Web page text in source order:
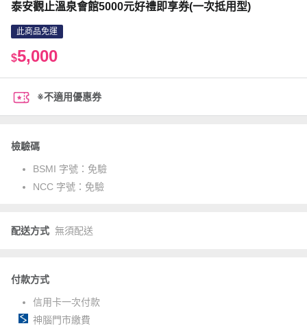
泰安觀止溫泉會館5000元好禮即享券(一次抵用型)
此商品免運
$5,000
※不適用優惠券
檢驗碼
BSMI 字號： 免驗
NCC 字號： 免驗
配送方式 無須配送
付款方式
信用卡一次付款
神腦門市繳費